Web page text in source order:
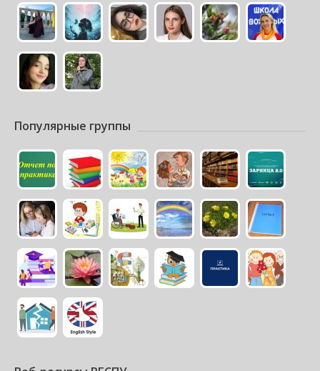
Популярные группы